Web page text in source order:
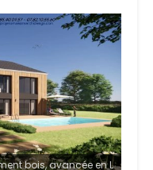
bois, avancée en L